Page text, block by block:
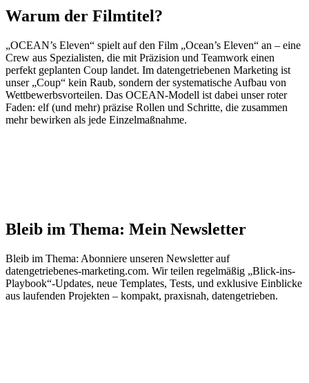
Warum der Filmtitel?
„OCEAN’s Eleven“ spielt auf den Film „Ocean’s Eleven“ an – eine
Crew aus Spezialisten, die mit Präzision und Teamwork einen
perfekt geplanten Coup landet. Im datengetriebenen Marketing ist
unser „Coup“ kein Raub, sondern der systematische Aufbau von
Wettbewerbsvorteilen. Das OCEAN-Modell ist dabei unser roter
Faden: elf (und mehr) präzise Rollen und Schritte, die zusammen
mehr bewirken als jede Einzelmaßnahme.
Bleib im Thema: Mein Newsletter
Bleib im Thema: Abonniere unseren Newsletter auf
datengetriebenes-marketing.com. Wir teilen regelmäßig „Blick-ins-
Playbook“-Updates, neue Templates, Tests, und exklusive Einblicke
aus laufenden Projekten – kompakt, praxisnah, datengetrieben.